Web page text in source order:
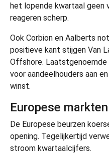
het lopende kwartaal geen
reageren scherp.
Ook Corbion en Aalberts
positieve kant stijgen Van
Offshore.
voor aandeelhouders aan
winst.
Europese
De Europese beurzen
opening. Tegelijkertijd
stroom kwartaalcijfers.